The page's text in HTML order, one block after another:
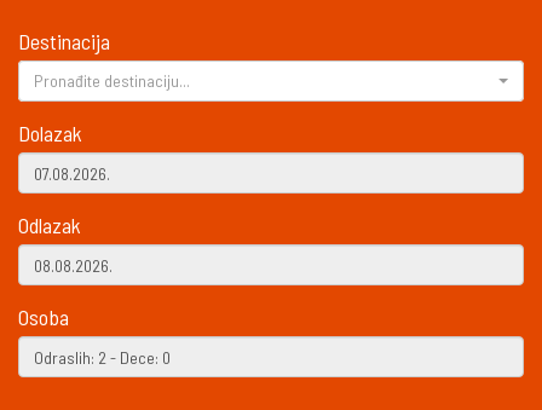
Destinacija
Pronađite destinaciju...
Dolazak
Odlazak
Osoba